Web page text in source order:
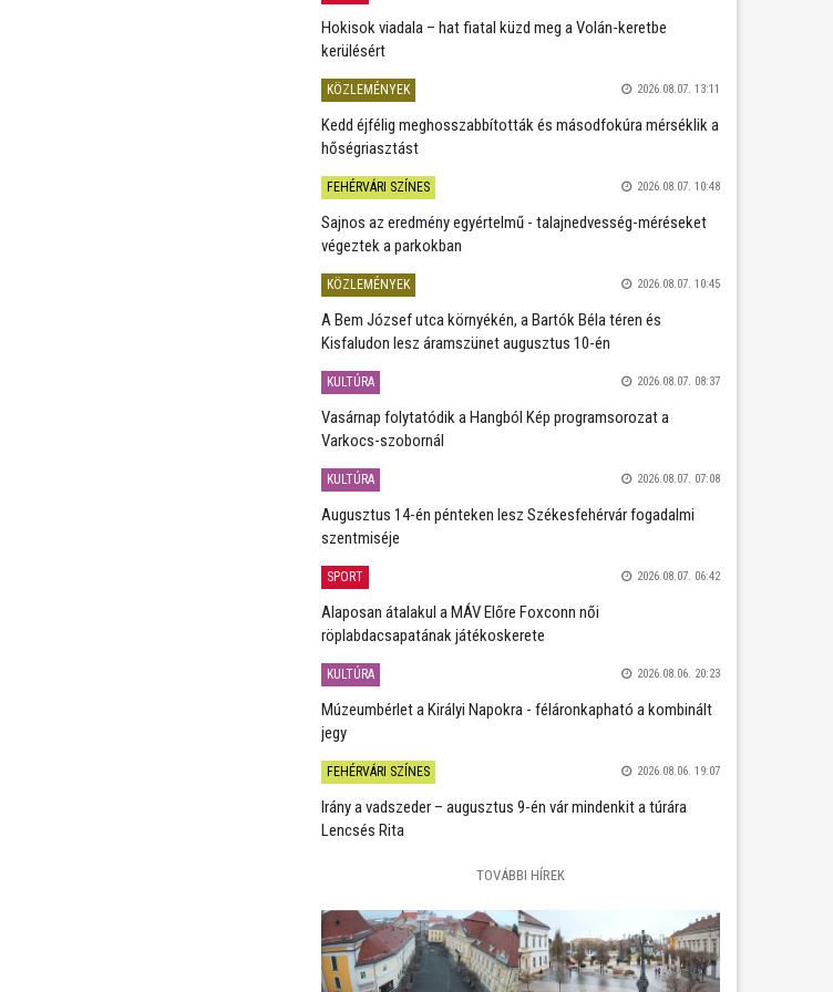
Hokisok viadala – hat fiatal küzd meg a Volán-keretbe
kerülésért
KÖZLEMÉNYEK 2026.08.07. 13:11
Kedd éjfélig meghosszabbították és másodfokúra mérséklik a
hőségriasztást
FEHÉRVÁRI SZÍNES 2026.08.07. 10:48
Sajnos az eredmény egyértelmű - talajnedvesség-méréseket
végeztek a parkokban
KÖZLEMÉNYEK 2026.08.07. 10:45
A Bem József utca környékén, a Bartók Béla téren és
Kisfaludon lesz áramszünet augusztus 10-én
KULTÚRA 2026.08.07. 08:37
Vasárnap folytatódik a Hangból Kép programsorozat a
Varkocs-szobornál
KULTÚRA 2026.08.07. 07:08
Augusztus 14-én pénteken lesz Székesfehérvár fogadalmi
szentmiséje
SPORT 2026.08.07. 06:42
Alaposan átalakul a MÁV Előre Foxconn női
röplabdacsapatának játékoskerete
KULTÚRA 2026.08.06. 20:23
Múzeumbérlet a Királyi Napokra - féláronkapható a kombinált
jegy
FEHÉRVÁRI SZÍNES 2026.08.06. 19:07
Irány a vadszeder – augusztus 9-én vár mindenkit a túrára
Lencsés Rita
TOVÁBBI HÍREK